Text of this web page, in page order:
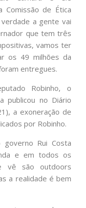
de Ética
a gente vai
que tem três
vamos ter
os 49 milhões da
entregues.
Robinho, o
publicou no Diário
a exoneração de
por Robinho.
Rui Costa
e em todos os
vê são outdoors
a realidade é bem